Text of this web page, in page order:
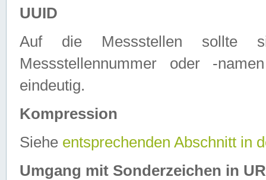
UUID
Auf die Messstellen sollte
Messstellennummer oder -
eindeutig.
Kompression
Siehe entsprechenden Abschnitt in
Umgang mit Sonderzeichen in